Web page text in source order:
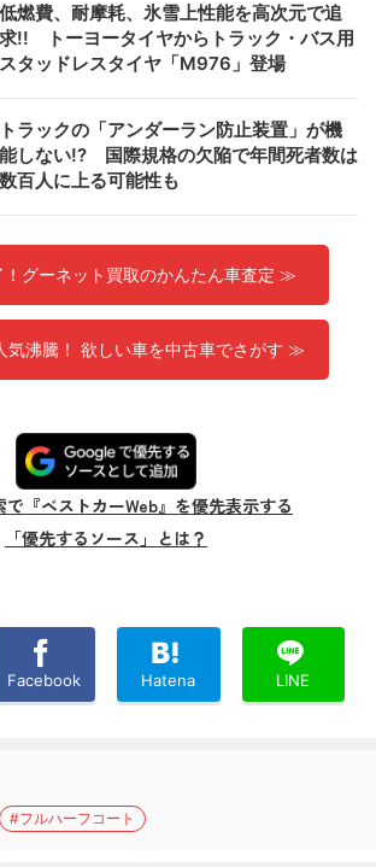
低燃費、耐摩耗、氷雪上性能を高次元で追
求!! トーヨータイヤからトラック・バス用
スタッドレスタイヤ「M976」登場
トラックの「アンダーラン防止装置」が機
能しない!? 国際規格の欠陥で年間死者数は
数百人に上る可能性も
グーネット買取のかんたん車査定 ≫
気沸騰！ 欲しい車を中古車でさがす ≫
で『ベストカーWeb』を優先表示する
「優先するソース」とは？
Facebook Hatena LINE
#フルハーフコート